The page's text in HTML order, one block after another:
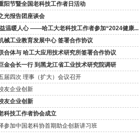
阳节暨全国老科技工作者日活动
光报告团座谈会
温暖人心 ——哈工大老科技工作者参加“2024健康...
械工业教育发展中心 签署合作协议
合体与 哈工大应用技术研究所签署合作协议
金会长一行 到黑龙江省工业技术研究院调研
届四次 理事（扩大）会议召开
友企业创新
友企业创新
科技工作者协会成立
参加中国老科协首期助企创新讲习班